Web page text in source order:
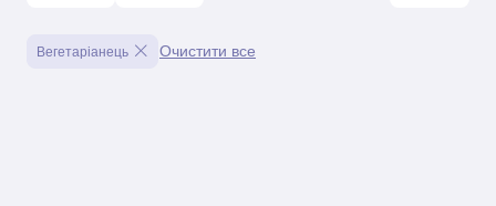
Вегетаріанець Очистити все